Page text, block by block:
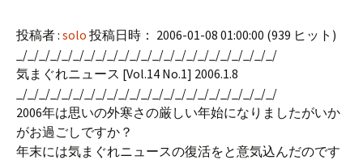
ッ
プ
投稿者 : solo 投稿日時： 2006-01-08 01:00:00 (939 ヒット )
_/_/_/_/_/_/_/_/_/_/_/_/_/_/_/_/_/_/_/_/_/_/_/
気まぐれニュース [Vol.14 No.1] 2006.1.8
_/_/_/_/_/_/_/_/_/_/_/_/_/_/_/_/_/_/_/_/_/_/_/
2006年は思いの外寒さの厳しい年始になりましたがいか
がお過ごしですか？
年末には気まぐれニュースの復活をと意気込んだのです